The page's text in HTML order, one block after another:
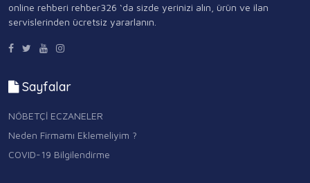
online rehberi rehber326 ‘da sizde yerinizi alın, ürün ve ilan
servislerinden ücretsiz yararlanın.
Sayfalar
NÖBETÇİ ECZANELER
Neden Firmamı Eklemeliyim ?
COVID-19 Bilgilendirme